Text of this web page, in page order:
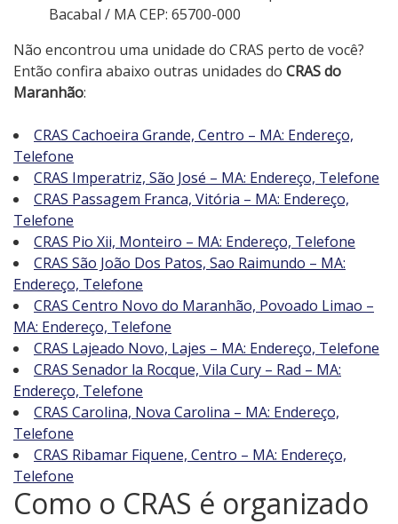
Bacabal / MA CEP: 65700-000
Não encontrou uma unidade do CRAS perto de você?
Então confira abaixo outras unidades do CRAS do
Maranhão:
CRAS Cachoeira Grande, Centro – MA: Endereço,
Telefone
CRAS Imperatriz, São José – MA: Endereço, Telefone
CRAS Passagem Franca, Vitória – MA: Endereço,
Telefone
CRAS Pio Xii, Monteiro – MA: Endereço, Telefone
CRAS São João Dos Patos, Sao Raimundo – MA:
Endereço, Telefone
CRAS Centro Novo do Maranhão, Povoado Limao –
MA: Endereço, Telefone
CRAS Lajeado Novo, Lajes – MA: Endereço, Telefone
CRAS Senador la Rocque, Vila Cury – Rad – MA:
Endereço, Telefone
CRAS Carolina, Nova Carolina – MA: Endereço,
Telefone
CRAS Ribamar Fiquene, Centro – MA: Endereço,
Telefone
Como o CRAS é organizado